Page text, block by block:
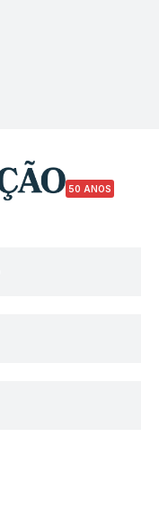
50 ANOS